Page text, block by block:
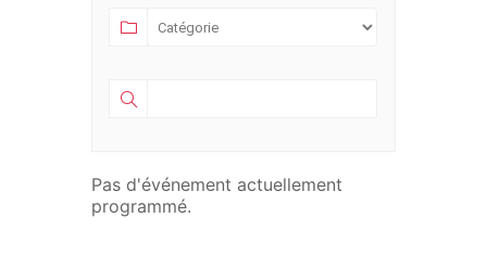
Pas d'événement actuellement
programmé.